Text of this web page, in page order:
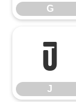
G
J
J